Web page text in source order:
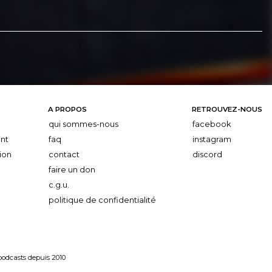
A PROPOS
qui sommes-nous
faq
contact
faire un don
c.g.u.
politique de confidentialité
RETROUVEZ-NOUS
facebook
instagram
discord
depuis 2010